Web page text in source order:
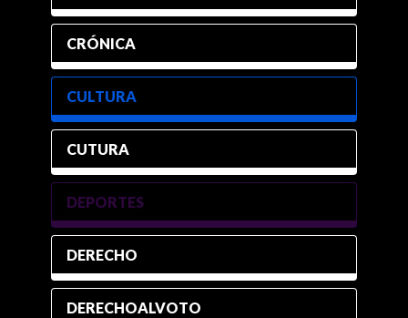
CRÓNICA
CULTURA
CUTURA
DEPORTES
DERECHO
DERECHOALVOTO